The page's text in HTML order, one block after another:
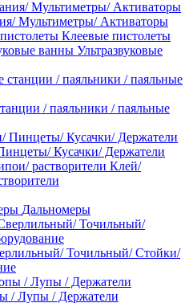
Мультиметры/ Активаторы
Клеевые пистолеты
Ультразвуковые
/ паяльники / паяльные
Кусачки/ Держатели
Клей/
Дальномеры
Точильный/ Стойки/
/ Лупы / Держатели